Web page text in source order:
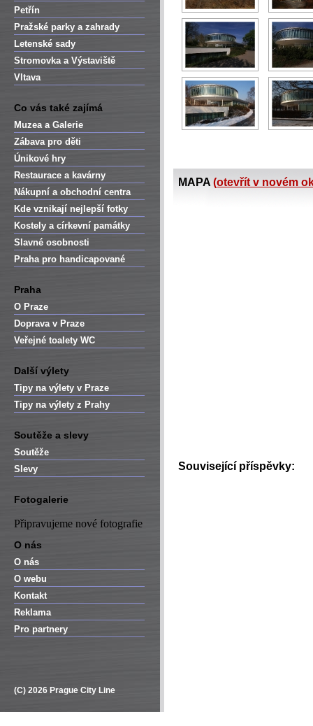
Petřín
Pražské parky a zahrady
Letenské sady
Stromovka a Výstaviště
Vltava
Co vás také zajímá
Muzea a Galerie
Zábava pro děti
Únikové hry
Restaurace a kavárny
Nákupní a obchodní centra
Kde vznikají nejlepší fotky
Kostely a církevní památky
Slavné osobnosti
Praha pro handicapované
Praha
O Praze
Doprava v Praze
Veřejné toalety WC
Další výlety
Tipy na výlety v Praze
Tipy na výlety z Prahy
Soutěže a slevy
Soutěže
Slevy
Fotogalerie
Připravujeme nové fotografie
O nás
O nás
O webu
Kontakt
Reklama
Pro partnery
(C) 2026 Prague City Line
MAPA (otevřít v novém
Související příspěvky: